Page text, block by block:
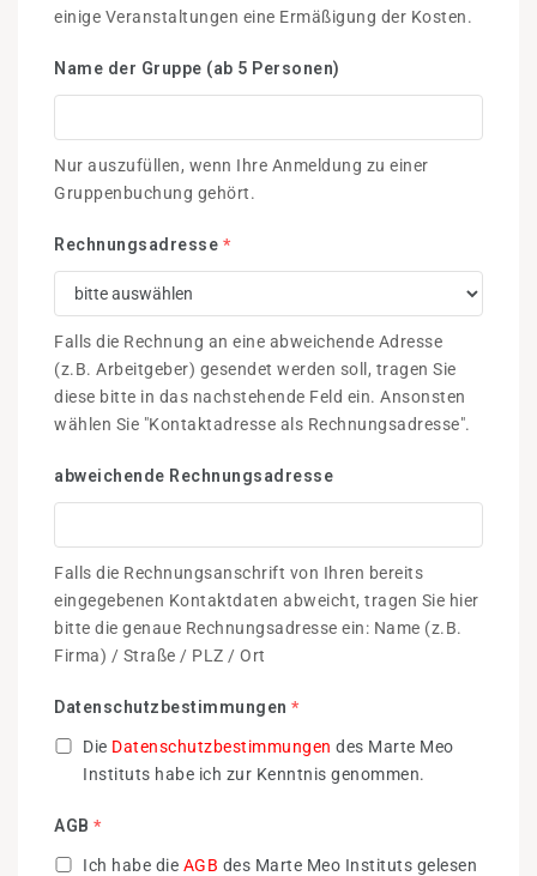
einige Veranstaltungen eine Ermäßigung der Kosten.
Name der Gruppe (ab 5 Personen)
Nur auszufüllen, wenn Ihre Anmeldung zu einer
Gruppenbuchung gehört.
Rechnungsadresse *
Falls die Rechnung an eine abweichende Adresse
(z.B. Arbeitgeber) gesendet werden soll, tragen Sie
diese bitte in das nachstehende Feld ein. Ansonsten
wählen Sie "Kontaktadresse als Rechnungsadresse".
abweichende Rechnungsadresse
Falls die Rechnungsanschrift von Ihren bereits
eingegebenen Kontaktdaten abweicht, tragen Sie hier
bitte die genaue Rechnungsadresse ein: Name (z.B.
Firma) / Straße / PLZ / Ort
Datenschutzbestimmungen *
Die Datenschutzbestimmungen des Marte Meo
Instituts habe ich zur Kenntnis genommen.
AGB *
Ich habe die AGB des Marte Meo Instituts gelesen